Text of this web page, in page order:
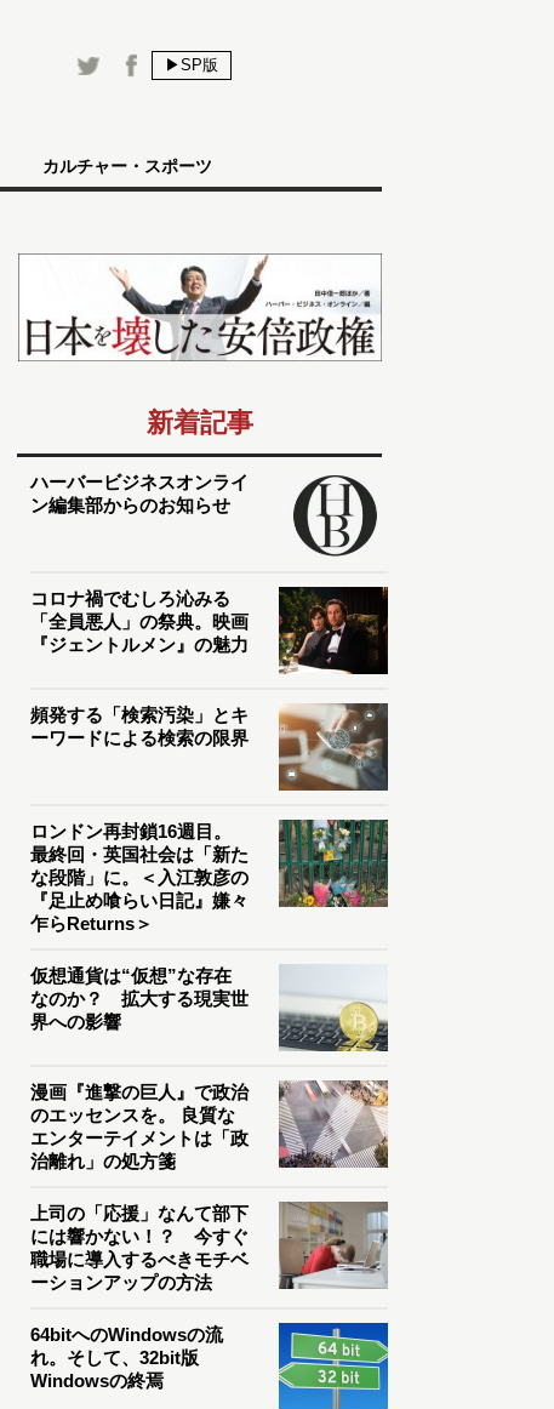
▶SP版
カルチャー・スポーツ
新着記事
ハーバービジネスオンライ
ン編集部からのお知らせ
コロナ禍でむしろ沁みる
「全員悪人」の祭典。映画
『ジェントルメン』の魅力
頻発する「検索汚染」とキ
ーワードによる検索の限界
ロンドン再封鎖16週目。
最終回・英国社会は「新た
な段階」に。＜入江敦彦の
『足止め喰らい日記』嫌々
乍らReturns＞
仮想通貨は“仮想”な存在
なのか？ 拡大する現実世
界への影響
漫画『進撃の巨人』で政治
のエッセンスを。 良質な
エンターテイメントは「政
治離れ」の処方箋
上司の「応援」なんて部下
には響かない！？ 今すぐ
職場に導入するべきモチベ
ーションアップの方法
64bitへのWindowsの流
れ。そして、32bit版
Windowsの終焉